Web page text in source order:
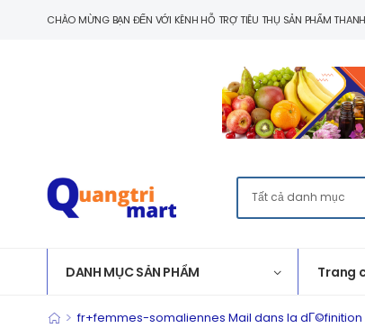
CHÀO MỪNG BẠN ĐẾN VỚI KÊNH HỖ TRỢ TIÊU THỤ SẢN PHẨM
DANH MỤC SẢN PHẨM Trang
> fr+femmes-somaliennes Mail dans la